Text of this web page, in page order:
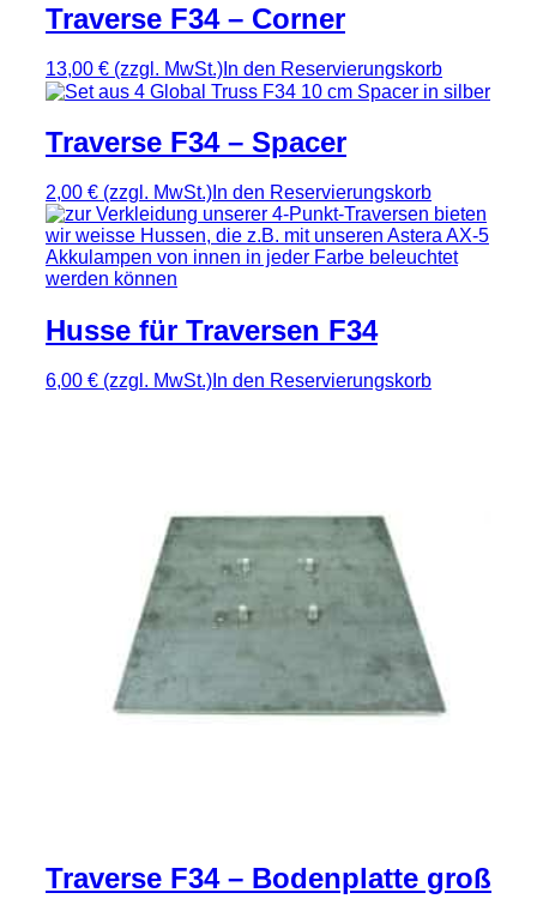
Traverse F34 – Corner
13,00 € (zzgl. MwSt.) In den Reservierungskorb
Traverse F34 – Spacer
2,00 € (zzgl. MwSt.) In den Reservierungskorb
Husse für Traversen F34
6,00 € (zzgl. MwSt.) In den Reservierungskorb
Traverse F34 – Bodenplatte groß